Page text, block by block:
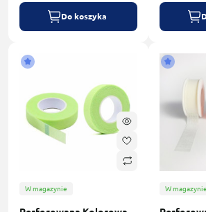
Do koszyka
W magazynie W magazynie